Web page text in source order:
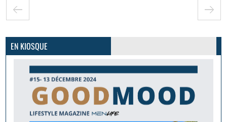
EN KIOSQUE PLUS D'INFOS